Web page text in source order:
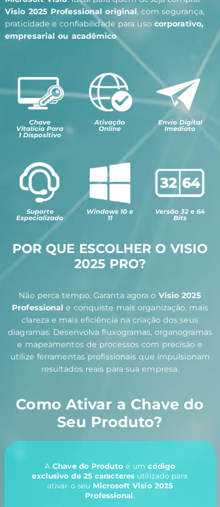
Visio 2025 Professional original, com segurança,
praticidade e confiabilidade para uso corporativo,
empresarial ou acadêmico.
Chave
Vitalícia Para
1 Dispositivo
Ativação
Online
Envio Digital
Imediato
Suporte
Especializado
Windows 10 e
11
Versão 32 e 64
Bits
POR QUE ESCOLHER O VISIO
2025 PRO?
Não perca tempo. Garanta agora o Visio 2025
Professional e conquiste mais organização, mais
clareza e mais eficiência na criação dos seus
diagramas. Desenvolva fluxogramas, organogramas
e mapeamentos de processos com precisão e
utilize ferramentas profissionais que impulsionam
resultados reais para sua empresa.
Como Ativar a Chave do
Seu Produto?
AChave do Produtoé umcódigo
exclusivo de 25 caracteres utilizado para
ativar o seu Microsoft Visio 2025
Professional.